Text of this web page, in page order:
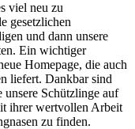
viel neu zu
gesetzlichen
und dann unsere
Ein wichtiger
Homepage, die auch
liefert. Dankbar sind
Schützlinge auf
ihrer wertvollen Arbeit
zu finden.